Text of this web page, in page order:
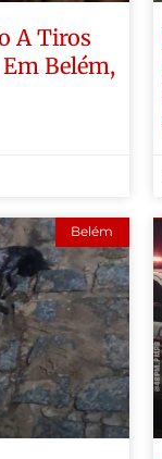
A Tiros
Belém,
Belém